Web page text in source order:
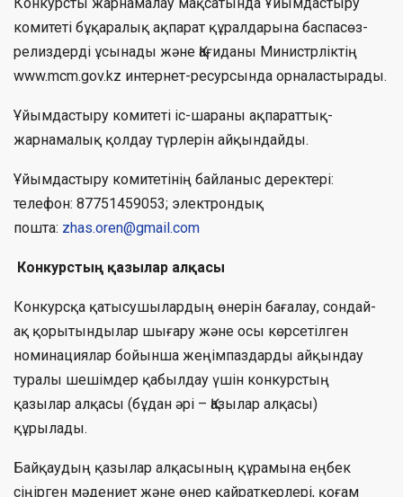
комитеті бұқаралық ақпарат құралдарына баспасөз-
релиздерді ұсынады және Қағиданы Министрліктің
www.mсm.gov.kz интернет-ресурсында орналастырады.
Ұйымдастыру комитеті іс-шараны ақпараттық-
жарнамалық қолдау түрлерін айқындайды.
Ұйымдастыру комитетінің байланыс деректері:
телефон: 87751459053; электрондық
пошта: zhas.oren@gmail.com
Конкурстың қазылар алқасы
Конкурсқа қатысушылардың өнерін бағалау, сондай-
ақ қорытындылар шығару және осы көрсетілген
номинациялар бойынша жеңімпаздарды айқындау
туралы шешімдер қабылдау үшін конкурстың
қазылар алқасы (бұдан әрі – Қазылар алқасы)
құрылады.
Байқаудың қазылар алқасының құрамына еңбек
сіңірген мәдениет және өнер қайраткерлері, қоғам